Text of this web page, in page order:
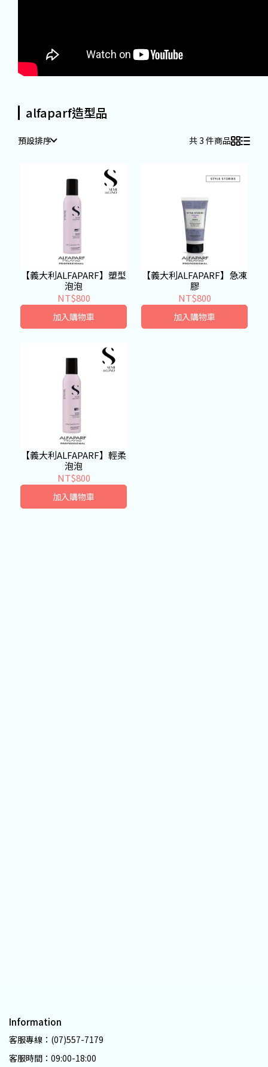
alfaparf造型品
預設排序 共 3 件商品
【義大利ALFAPARF】塑型
泡泡
NT$800
加入購物車
【義大利ALFAPARF】急凍
膠
NT$800
加入購物車
【義大利ALFAPARF】輕柔
泡泡
NT$800
加入購物車
Information
客服專線：(07)557-7179
客服時間：09:00-18:00